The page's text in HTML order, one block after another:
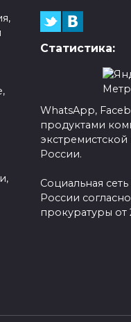
Статистика:
WhatsApp,
продуктами
России.
Социальная
России
прокуратуры от